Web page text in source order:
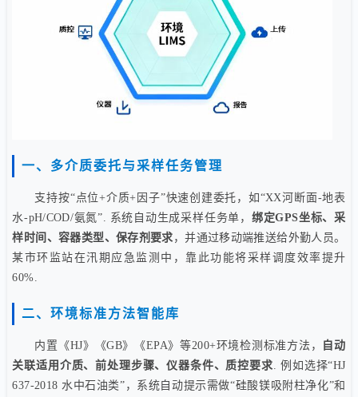
一、多介质委托与采样任务管理
支持按“点位+介质+因子”快速创建委托，如“XX河断面-地表
水-pH/COD/氨氮”. 系统自动生成采样任务单， 绑定GPS坐标、采
样时间、容器类型、保存剂要求 ，并通过移动端推送给外勤人员。
某市环监站在汛期应急监测中，靠此功能将采样调度效率提升
60%.
二、环境标准方法智能库
内置《HJ》《GB》《EPA》等200+环境检测标准方法，
自动
关联适用介质、前处理步骤、仪器条件、质控要求. 例如选择“HJ
637-2018 水中石油类”，系统自动提示需做“硅酸镁吸附柱净化”和